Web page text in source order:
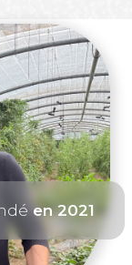
en 2021